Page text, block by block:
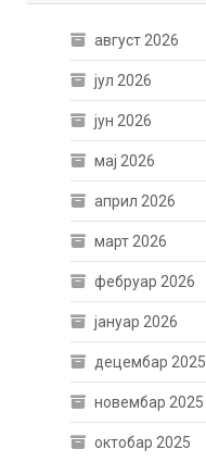
август 2026
јул 2026
јун 2026
мај 2026
април 2026
март 2026
фебруар 2026
јануар 2026
децембар 2025
новембар 2025
октобар 2025